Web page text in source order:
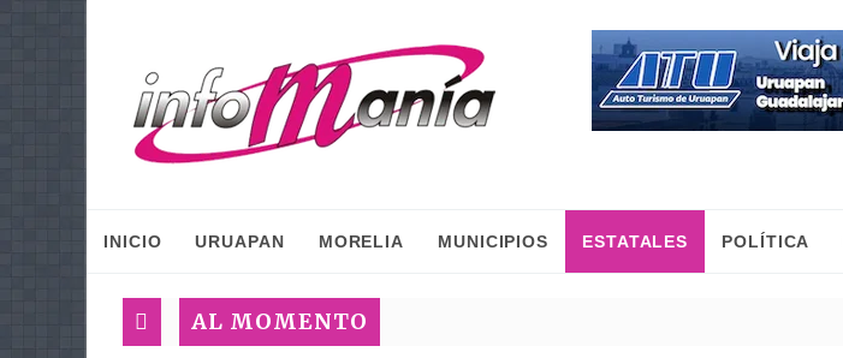
INICIO URUAPAN MORELIA MUNICIPIOS ESTATALES POLÍTICA
AL MOMENTO